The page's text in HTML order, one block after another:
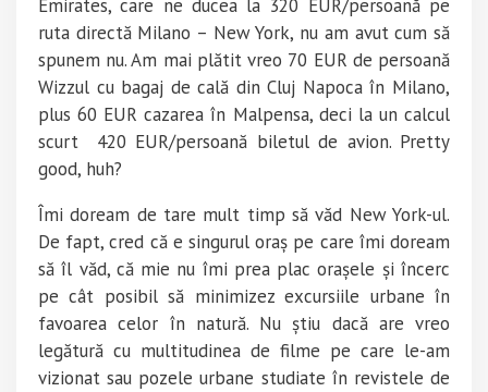
Emirates, care ne ducea la 320 EUR/persoană pe
ruta directă Milano – New York, nu am avut cum să
spunem nu. Am mai plătit vreo 70 EUR de persoană
Wizzul cu bagaj de cală din Cluj Napoca în Milano,
plus 60 EUR cazarea în Malpensa, deci la un calcul
scurt 420 EUR/persoană biletul de avion. Pretty
good, huh?
Îmi doream de tare mult timp să văd New York-ul.
De fapt, cred că e singurul oraș pe care îmi doream
să îl văd, că mie nu îmi prea plac orașele și încerc
pe cât posibil să minimizez excursiile urbane în
favoarea celor în natură. Nu știu dacă are vreo
legătură cu multitudinea de filme pe care le-am
vizionat sau pozele urbane studiate în revistele de